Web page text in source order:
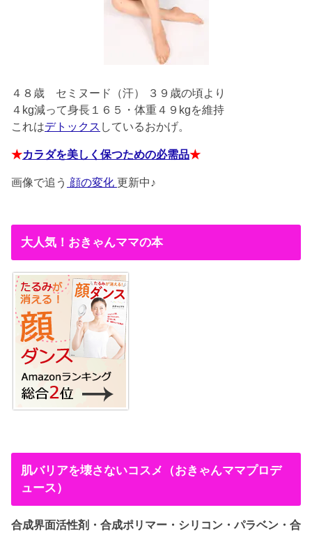
４８歳 セミヌード（汗） ３９歳の頃より
４kg減って身長１６５・体重４９kgを維持
これはデトックス しているおかげ。
★カラダを美しく保つための必需品★
画像で追う 顔の変化 更新中♪
大人気！おきゃんママの本
肌バリアを壊さないコスメ（おきゃんママプロデ
ュース）
合成界面活性剤・合成ポリマー・シリコン・パラベン・合